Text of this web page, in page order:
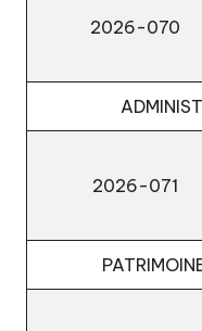
l
2026-070
2026-071